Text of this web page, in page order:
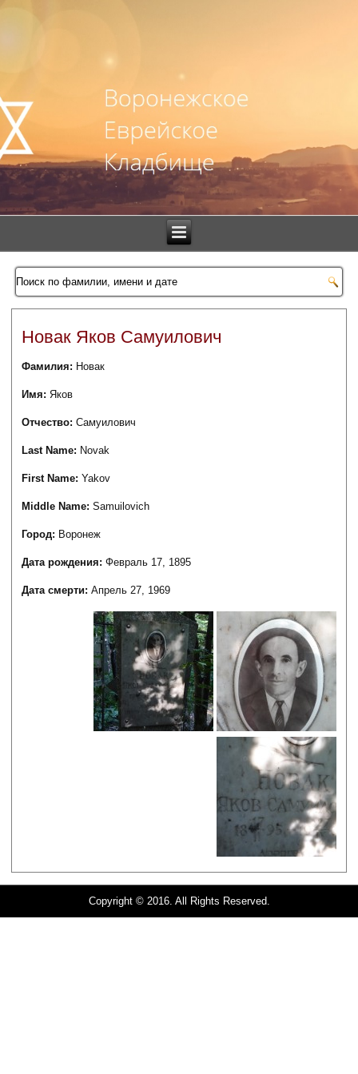
Новак Яков Самуилович
Фамилия: Новак
Имя:Яков
Отчество:Самуилович
Last Name: Novak
First Name:Yakov
Middle Name:Samuilovich
Город: Воронеж
Дата рождения:Февраль 17, 1895
Дата смерти:Апрель 27, 1969
Copyright © 2016. All Rights Reserved.